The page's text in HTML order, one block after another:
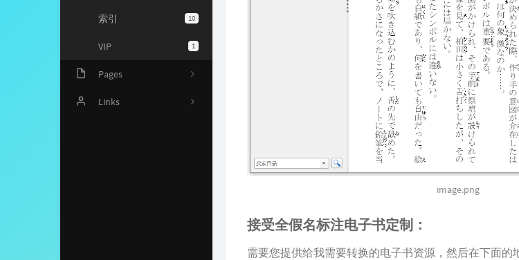
10
索引
1
VIP
Pages
文章归档
Links
image.png
接受全假名标注电子书定制：
需要您提供给我需要转换的电子书资源，然后在下面的